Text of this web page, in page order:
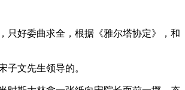
只好委曲求全，根据《雅尔塔协定》，和
子文先生领导的。